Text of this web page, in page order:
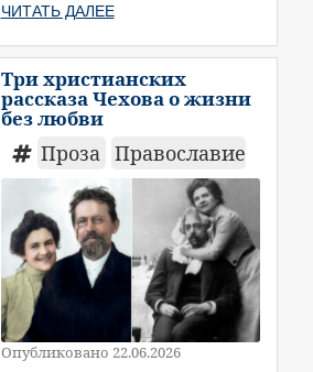
ЧИТАТЬ ДАЛЕЕ
Три христианских
рассказа Чехова о жизни
без любви
Проза Православие
Опубликовано 22.06.2026